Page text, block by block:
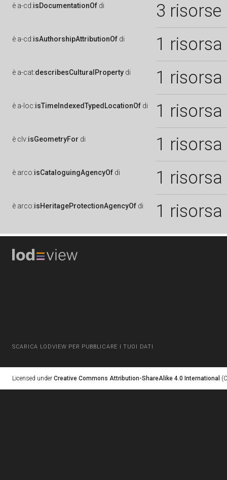
è a-cd:isDocumentationOf di 3 risorse
è a-cd:isAuthorshipAttributionOf di 1 risorsa
è a-cat:describesCulturalProperty di 1 risorsa
è a-loc:isTimeIndexedTypedLocationOf di 1 risorsa
è clv:isGeometryFor di 1 risorsa
è arco:isCataloguingAgencyOf di 1 risorsa
è arco:isHeritageProtectionAgencyOf di 1 risorsa
SCARICA LODVIEW PER PUBBLICARE I TUOI DATI
Licensed under Creative Commons Attribution-ShareAlike 4.0 International